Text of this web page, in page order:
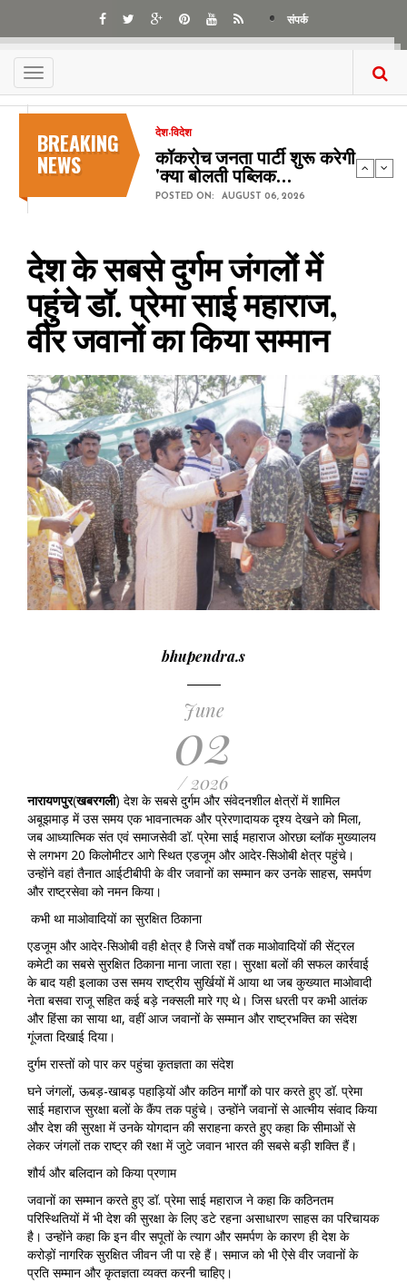
main
content
संपर्क
Toggle
navigation
BREAKING
NEWS
देश-विदेश
कॉकरोच जनता पार्टी शुरू करेगी
'क्या बोलती पब्लिक…
POSTED ON: AUGUST 06, 2026
देश के सबसे दुर्गम जंगलों में
पहुंचे डॉ. प्रेमा साई महाराज,
वीर जवानों का किया सम्मान
bhupendra.s
June
02
/ 2026
नारायणपुर(खबरगली) देश के सबसे दुर्गम और संवेदनशील क्षेत्रों में शामिल
अबूझमाड़ में उस समय एक भावनात्मक और प्रेरणादायक दृश्य देखने को मिला,
जब आध्यात्मिक संत एवं समाजसेवी डॉ. प्रेमा साई महाराज ओरछा ब्लॉक मुख्यालय
से लगभग 20 किलोमीटर आगे स्थित एडजूम और आदेर-सिओबी क्षेत्र पहुंचे।
उन्होंने वहां तैनात आईटीबीपी के वीर जवानों का सम्मान कर उनके साहस, समर्पण
और राष्ट्रसेवा को नमन किया।
कभी था माओवादियों का सुरक्षित ठिकाना
एडजूम और आदेर-सिओबी वही क्षेत्र है जिसे वर्षों तक माओवादियों की सेंट्रल
कमेटी का सबसे सुरक्षित ठिकाना माना जाता रहा। सुरक्षा बलों की सफल कार्रवाई
के बाद यही इलाका उस समय राष्ट्रीय सुर्खियों में आया था जब कुख्यात माओवादी
नेता बसवा राजू सहित कई बड़े नक्सली मारे गए थे। जिस धरती पर कभी आतंक
और हिंसा का साया था, वहीं आज जवानों के सम्मान और राष्ट्रभक्ति का संदेश
गूंजता दिखाई दिया।
दुर्गम रास्तों को पार कर पहुंचा कृतज्ञता का संदेश
घने जंगलों, ऊबड़-खाबड़ पहाड़ियों और कठिन मार्गों को पार करते हुए डॉ. प्रेमा
साई महाराज सुरक्षा बलों के कैंप तक पहुंचे। उन्होंने जवानों से आत्मीय संवाद किया
और देश की सुरक्षा में उनके योगदान की सराहना करते हुए कहा कि सीमाओं से
लेकर जंगलों तक राष्ट्र की रक्षा में जुटे जवान भारत की सबसे बड़ी शक्ति हैं।
शौर्य और बलिदान को किया प्रणाम
जवानों का सम्मान करते हुए डॉ. प्रेमा साई महाराज ने कहा कि कठिनतम
परिस्थितियों में भी देश की सुरक्षा के लिए डटे रहना असाधारण साहस का परिचायक
है। उन्होंने कहा कि इन वीर सपूतों के त्याग और समर्पण के कारण ही देश के
करोड़ों नागरिक सुरक्षित जीवन जी पा रहे हैं। समाज को भी ऐसे वीर जवानों के
प्रति सम्मान और कृतज्ञता व्यक्त करनी चाहिए।